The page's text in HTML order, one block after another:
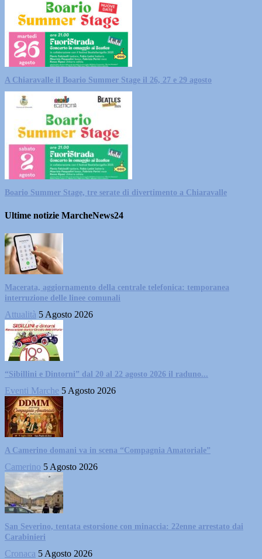
A Chiaravalle il Boario Summer Stage il 26, 27 e 29 agosto
Boario Summer Stage, tre serate di divertimento a Chiaravalle
Ultime notizie MarcheNews24
Macerata, aggiornamento della centrale telefonica: temporanea
interruzione delle linee comunali
Attualità 5 Agosto 2026
“Sibillini e Dintorni” dal 20 al 22 agosto 2026 il raduno...
Eventi Marche 5 Agosto 2026
A Camerino domani va in scena “Compagnia Amatoriale”
Camerino 5 Agosto 2026
San Severino, tentata estorsione con minaccia: 22enne arrestato dai
Carabinieri
Cronaca 5 Agosto 2026